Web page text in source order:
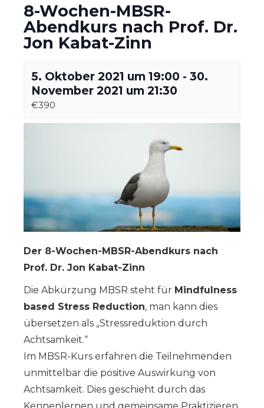
8-Wochen-MBSR-
Abendkurs nach Prof. Dr.
Jon Kabat-Zinn
5. Oktober 2021 um 19:00 - 30.
November 2021 um 21:30
€390
Der 8-Wochen-MBSR-Abendkurs nach
Prof. Dr. Jon Kabat-Zinn
Die Abkürzung MBSR steht für Mindfulness
based Stress Reduction, man kann dies
übersetzen als „Stressreduktion durch
Achtsamkeit.“
Im MBSR-Kurs erfahren die Teilnehmenden
unmittelbar die positive Auswirkung von
Achtsamkeit. Dies geschieht durch das